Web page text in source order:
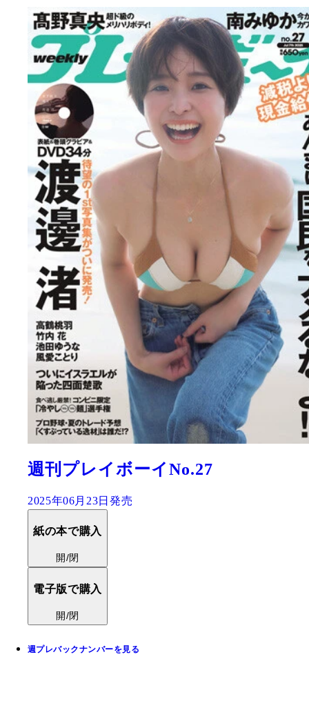
週刊プレイボーイNo.27
2025年06月23日発売
紙の本で購入
開/閉
電子版で購入
開/閉
週プレバックナンバーを見る